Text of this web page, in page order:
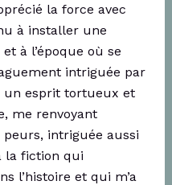
la force avec
à installer une
à l’époque où se
intriguée par
un esprit tortueux et
me renvoyant
intriguée aussi
la fiction qui
l’histoire et qui m’a